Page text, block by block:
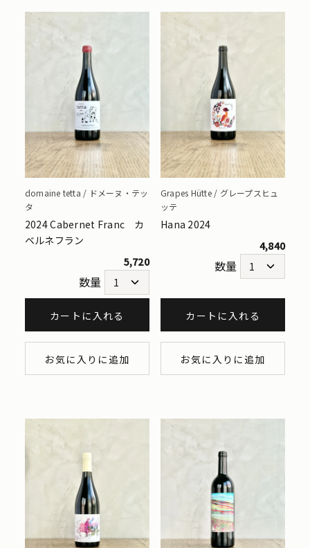
domaine tetta / ドメーヌ・テッ
タ
2024 Cabernet Franc カ
ベルネフラン
5,720
数量
カートに入れる
お気に入りに追加
Grapes Hütte / グレープスヒュ
ッテ
Hana 2024
4,840
数量
カートに入れる
お気に入りに追加